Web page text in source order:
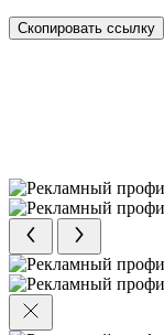
Скопировать ссылку